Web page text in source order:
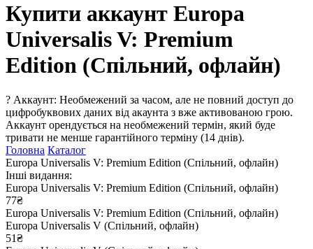
Купити аккаунт Europa
Universalis V: Premium
Edition (Спільний, офлайн)
? Аккаунт: Необмежений за часом, але не повний доступ до
цифробуквових даних від акаунта з вже активованою грою.
Аккаунт орендується на необмежений термін, який буде
тривати не менше гарантійного терміну (14 днів).
Головна Каталог
Europa Universalis V: Premium Edition (Спільний, офлайн)
Інші видання:
Europa Universalis V: Premium Edition (Спільний, офлайн)
77₴
Europa Universalis V: Premium Edition (Спільний, офлайн)
Europa Universalis V (Спільний, офлайн)
51₴